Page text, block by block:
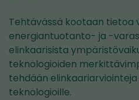
Tehtävässä kootaan tietoa
energiantuotanto- ja -
elinkaarisista
teknologioiden
tehdään elinkaariarviointeja
teknologioille.